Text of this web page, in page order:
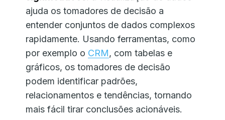
ajuda os tomadores de decisão a
entender conjuntos de dados complexos
rapidamente. Usando ferramentas, como
por exemplo o CRM, com tabelas e
gráficos, os tomadores de decisão
podem identificar padrões,
relacionamentos e tendências, tornando
mais fácil tirar conclusões acionáveis.